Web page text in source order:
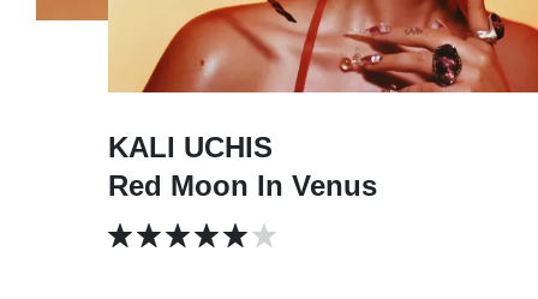
KALI UCHIS
Red Moon In Venus